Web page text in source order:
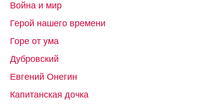
Война и мир
Герой нашего времени
Горе от ума
Дубровский
Евгений Онегин
Капитанская дочка